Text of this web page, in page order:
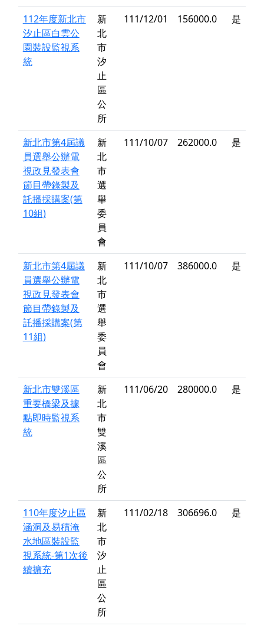
112年度新北市
汐止區白雲公
園裝設監視系
統
新
北
市
汐
止
區
公
所
111/12/01 156000.0 是
新北市第4屆議
員選舉公辦電
視政見發表會
節目帶錄製及
託播採購案(第
10組)
新
北
市
選
舉
委
員
會
111/10/07 262000.0 是
新北市第4屆議
員選舉公辦電
視政見發表會
節目帶錄製及
託播採購案(第
11組)
新
北
市
選
舉
委
員
會
111/10/07 386000.0 是
新北市雙溪區
重要橋梁及據
點即時監視系
統
新
北
市
雙
溪
區
公
所
111/06/20 280000.0 是
110年度汐止區
涵洞及易積淹
水地區裝設監
視系統-第1次後
續擴充
新
北
市
汐
止
區
公
所
111/02/18 306696.0 是